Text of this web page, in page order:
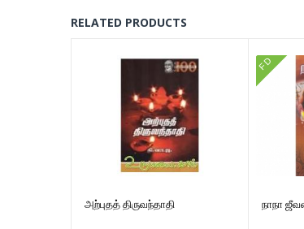
RELATED PRODUCTS
அற்புதத் திருவந்தாதி
FD
நாநா